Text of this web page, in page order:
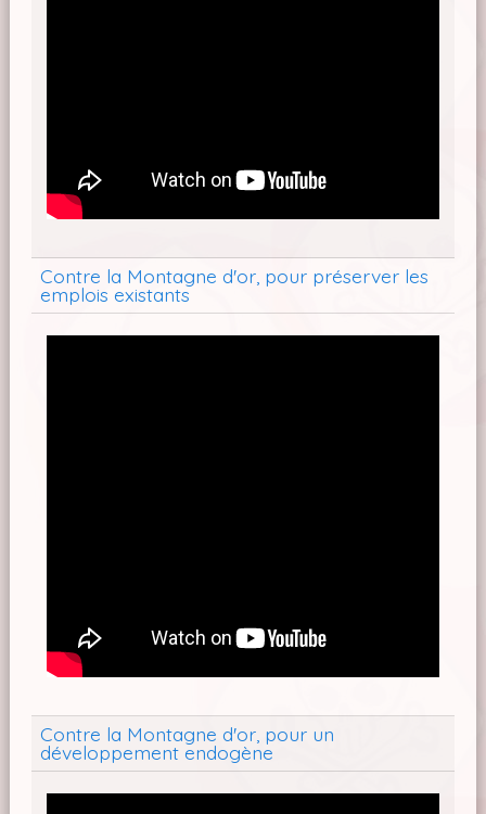
Contre la Montagne d'or, pour préserver les
emplois existants
Contre la Montagne d'or, pour un
développement endogène